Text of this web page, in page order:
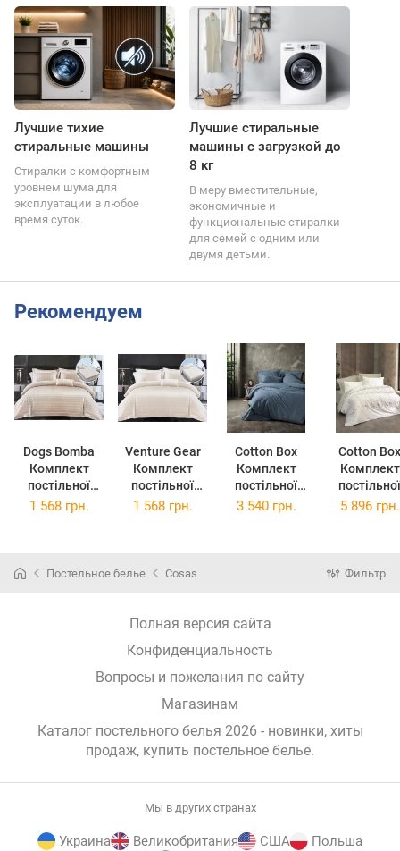
Лучшие тихие
стиральные машины
Стиралки с комфортным
уровнем шума для
эксплуатации в любое
время суток.
Лучшие стиральные
машины с загрузкой до
8 кг
В меру вместительные,
экономичные и
функциональные стиралки
для семей с одним или
двумя детьми.
Рекомендуем
Dogs Bomba
Комплект
постільної
білизни
Сатин-Страйп
Venture Gear
Комплект
постільної
білизни
Сатин-Страйп
ДІМАмолочни
Cotton Box
Комплект
постільної
білизни Євро
Cotton Box
Комплект
постільної
білизни Євро
1 568 грн. 1 568 грн. 3 540 грн. 5 896 грн.
Постельное белье Cosas Фильтр
Полная версия сайта
Конфиденциальность
Вопросы и пожелания по сайту
Магазинам
Каталог постельного белья 2026 - новинки, хиты
продаж, купить постельное белье.
Мы в других странах
Украина Великобритания США Польша